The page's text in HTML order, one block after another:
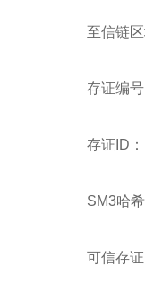
至信链
存证编
存证ID
SM3哈
可信存